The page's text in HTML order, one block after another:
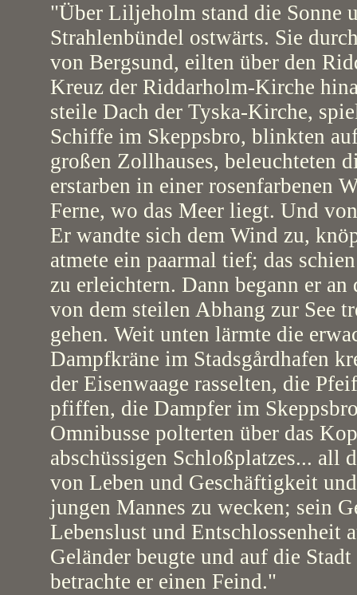
"Über Liljeholm stand die Sonne
Strahlenbündel ostwärts. Sie
von Bergsund, eilten über den
Kreuz der Riddarholm-Kirche
steile Dach der Tyska-Kirche,
Schiffe im Skeppsbro, blinkten
großen Zollhauses, beleuchteten
erstarben in einer rosenfarbenen
Ferne, wo das Meer liegt. Und
Er wandte sich dem Wind zu,
atmete ein paarmal tief; das
zu erleichtern. Dann begann er an
von dem steilen Abhang zur See
gehen. Weit unten lärmte die
Dampfkräne im Stadsgårdhafen
der Eisenwaage rasselten, die
pfiffen, die Dampfer im
Omnibusse polterten über das
abschüssigen Schloßplatzes... all
von Leben und Geschäftigkeit
jungen Mannes zu wecken; sein
Lebenslust und Entschlossenheit
Geländer beugte und auf die
betrachte er einen Feind."